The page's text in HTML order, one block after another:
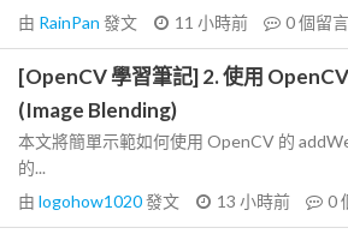
由 RainPan 發文 11 小時前 0個留言
[OpenCV 學習筆記] 2. 使用
(Image Blending)
本文將簡單示範如何使用 OpenCV 的
的...
由 logohow1020發文 13 小時前 0